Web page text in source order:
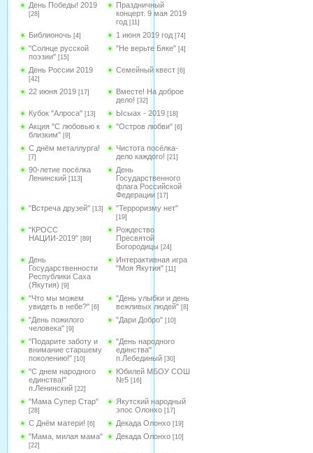
День Победы! 2019
[28]
Праздничный
концерт. 9 мая 2019
год [11]
Библионочь [4] 1 июня 2019 год [74]
"Солнце русской
поэзии" [15]
"Не верьте Бяке" [4]
День России 2019
[42]
Семейный квест [6]
22 июня 2019 [17]
Вместе! На доброе
дело! [32]
Кубок "Алроса" [13] Ысыах - 2019 [18]
Акция "С любовью к
близким" [9]
"Остров любви" [6]
С днём металлурга!
[7]
Чистота посёлка-
дело каждого! [21]
90-летие посёлка
Ленинский [113]
День
Государственного
флага Российской
Федерации [17]
"Встреча друзей" [13] "Терроризму нет"
[19]
"КРОСС
НАЦИИ-2019" [89]
Рождество
Пресвятой
Богородицы [24]
День
Государственности
Республики Саха
(Якутия) [9]
Интерактивная игра
"Моя Якутия" [11]
"Что мы можем
увидеть в небе?" [6]
"День улыбки и день
вежливых людей" [8]
"День пожилого
человека" [9]
"Дари Добро" [10]
"Подарите заботу и
внимание старшему
поколению!" [10]
"День народного
единства"
п.Лебединый [30]
"С днем народного
единства!"
п.Ленинский [22]
Юбилей МБОУ СОШ
№5 [16]
"Мама Супер Стар"
[28]
Якутский народный
эпос Олонхо [17]
С Днём матери! [6] Декада Олонхо [19]
"Мама, милая мама"
[22]
Декада Олонхо [10]